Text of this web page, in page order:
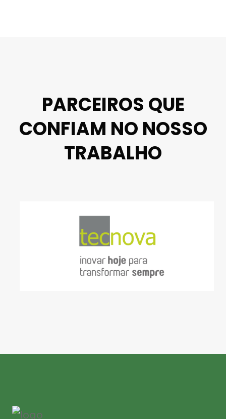
PARCEIROS QUE
CONFIAM NO NOSSO
TRABALHO